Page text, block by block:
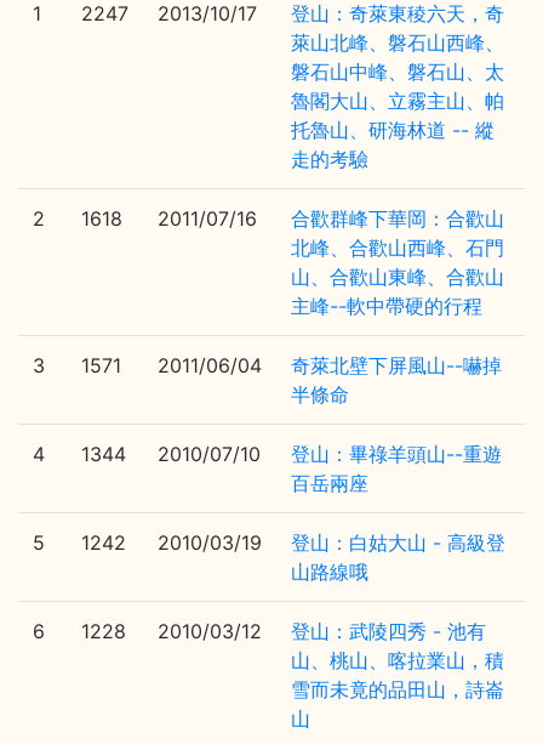
1 2247 2013/10/17
登山：奇萊東稜六天，奇
萊山北峰、磐石山西峰、
磐石山中峰、磐石山、太
魯閣大山、立霧主山、帕
托魯山、研海林道 -- 縱
走的考驗
2 1618 2011/07/16
合歡群峰下華岡：合歡山
北峰、合歡山西峰、石門
山、合歡山東峰、合歡山
主峰--軟中帶硬的行程
3 1571 2011/06/04
奇萊北壁下屏風山--嚇掉
半條命
4 1344 2010/07/10
登山：畢祿羊頭山--重遊
百岳兩座
5 1242 2010/03/19
登山：白姑大山 - 高級登
山路線哦
6 1228 2010/03/12
登山：武陵四秀 - 池有
山、桃山、喀拉業山，積
雪而未竟的品田山，詩崙
山